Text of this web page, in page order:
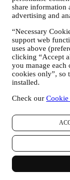
share information
advertising and
“Necessary
support web
uses above
clicking “Accept
you manage each
cookies only”, so
installed.
Check our Cookie
La sécurité lors des
Vos données
européenne et
savons que la
ligne et c’est
récentes pour
votre carte de crédit.
Nous utilisons les
services à vos besoins
Nous analysons la
et nos services en
intéressante.
Nous utilisons les
avec Le Creuset et
spéciales
Si vous décidez de
groupe et de
marketing de Le